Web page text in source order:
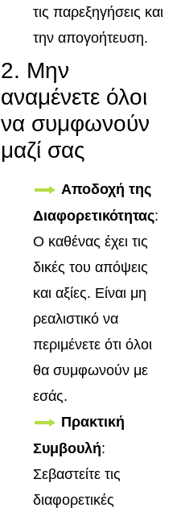
τις παρεξηγήσεις και
την απογοήτευση.
2. Μην
αναμένετε όλοι
να συμφωνούν
μαζί σας
Αποδοχή της
Διαφορετικότητας:
Ο καθένας έχει τις
δικές του απόψεις
και αξίες. Είναι μη
ρεαλιστικό να
περιμένετε ότι όλοι
θα συμφωνούν με
εσάς.
Πρακτική
Συμβουλή:
Σεβαστείτε τις
διαφορετικές